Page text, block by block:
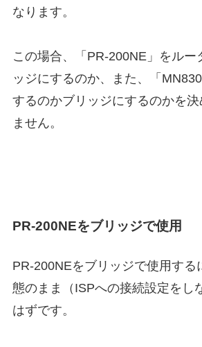
なります。
この場合、「PR-200NE」をルー
ッジにするのか、また、「
するのかブリッジにするのかを決
ません。
PR-200NEをブリッジで使用
PR-200NEをブリッジで使用する
態のまま（ISPへの接続設定をし
はずです。